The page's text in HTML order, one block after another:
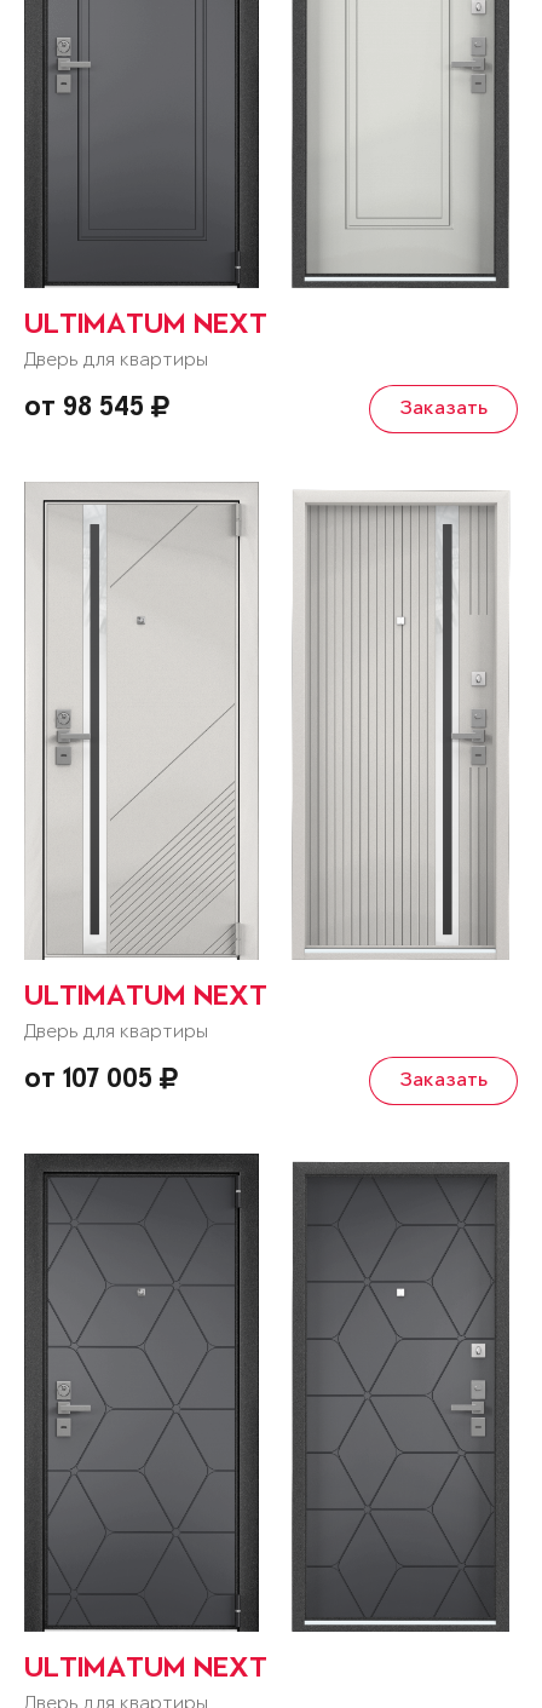
ULTIMATUM NEXT
Дверь для квартиры
от 98 545 Заказать
ULTIMATUM NEXT
Дверь для квартиры
от 107 005 Заказать
ULTIMATUM NEXT
Дверь для квартиры